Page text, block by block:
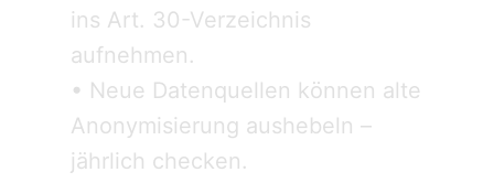
ins Art. 30-Verzeichnis
aufnehmen.
• Neue Datenquellen können alte
Anonymisierung aushebeln –
jährlich checken.